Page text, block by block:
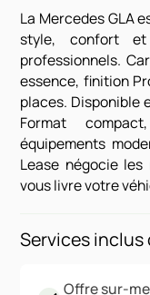
La Mercedes GLA
style, confort
professionnels.
essence, finition
places. Disponible
Format
équipements
Lease négocie
vous livre votre
Services inclus
Offre sur-